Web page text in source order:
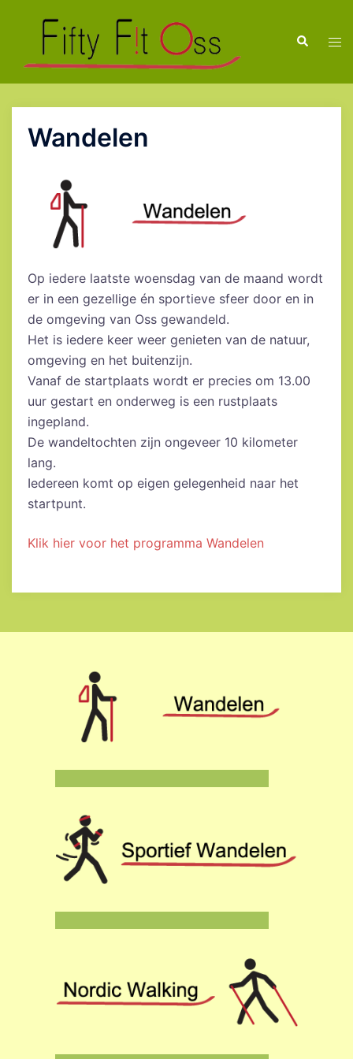
inhoud
Zoeken
Wandelen
Op iedere laatste woensdag van de maand wordt
er in een gezellige én sportieve sfeer door en in
de omgeving van Oss gewandeld.
Het is iedere keer weer genieten van de natuur,
omgeving en het buitenzijn.
Vanaf de startplaats wordt er precies om 13.00
uur gestart en onderweg is een rustplaats
ingepland.
De wandeltochten zijn ongeveer 10 kilometer
lang.
Iedereen komt op eigen gelegenheid naar het
startpunt.
Klik hier voor het programma Wandelen